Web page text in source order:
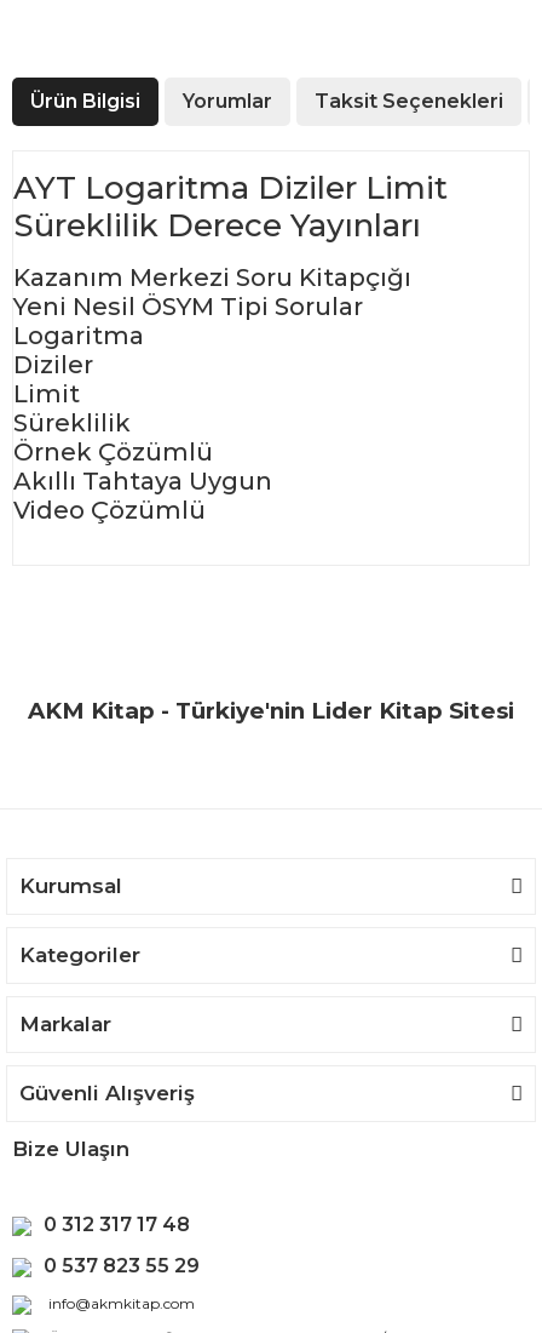
Ürün Bilgisi Yorumlar Taksit Seçenekleri
AYT Logaritma Diziler Limit
Süreklilik Derece Yayınları
Kazanım Merkezi Soru Kitapçığı
Yeni Nesil ÖSYM Tipi Sorular
Logaritma
Diziler
Limit
Süreklilik
Örnek Çözümlü
Akıllı Tahtaya Uygun
Video Çözümlü
Yorum Yaz
Ürün resmi kalitesiz, bozuk veya görüntülenemiyor.
AKM Kitap - Türkiye'nin Lider Kitap Sitesi
Kurumsal
Kategoriler
Markalar
Güvenli Alışveriş
Bize Ulaşın
0 312 317 17 48
0 537 823 55 29
info@akmkitap.com